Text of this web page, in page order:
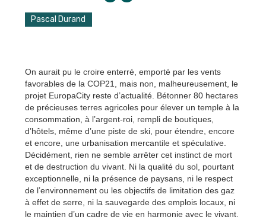
Pascal Durand
On aurait pu le croire enterré, emporté par les vents
favorables de la COP21, mais non, malheureusement, le
projet EuropaCity reste d’actualité. Bétonner 80 hectares
de précieuses terres agricoles pour élever un temple à la
consommation, à l’argent-roi, rempli de boutiques,
d’hôtels, même d’une piste de ski, pour étendre, encore
et encore, une urbanisation mercantile et spéculative.
Décidément, rien ne semble arrêter cet instinct de mort
et de destruction du vivant. Ni la qualité du sol, pourtant
exceptionnelle, ni la présence de paysans, ni le respect
de l’environnement ou les objectifs de limitation des gaz
à effet de serre, ni la sauvegarde des emplois locaux, ni
le maintien d’un cadre de vie en harmonie avec le vivant.